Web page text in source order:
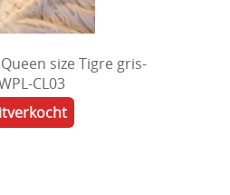
size Tigre gris-
CL03